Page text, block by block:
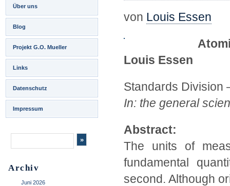
Über uns
Blog
Projekt G.O. Mueller
Links
Datenschutz
Impressum
Archiv
Juni 2026
von Louis Essen
Louis Essen
Standards Division
In: the general
Abstract:
The units of
fundamental
second. Although